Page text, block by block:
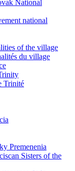
National
national
of the village
du village
Trinité
Premenenia
Sisters of the